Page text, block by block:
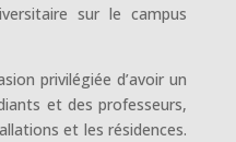
sur le campus
privilégiée d’avoir un
et des professeurs,
et les résidences.